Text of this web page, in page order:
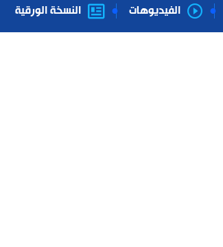
الفيديوهات النسخة الورقية